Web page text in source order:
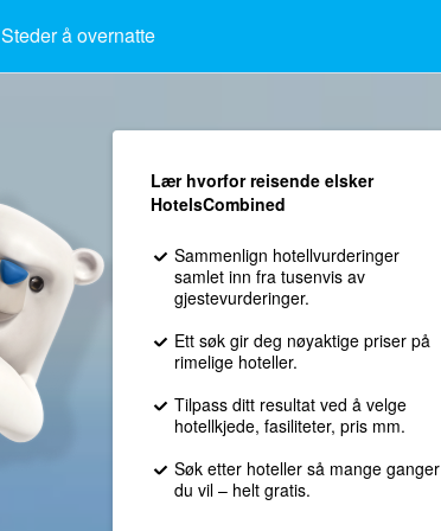
Steder å overnatte
Lær hvorfor reisende elsker
HotelsCombined
Sammenlign hotellvurderinger
samlet inn fra tusenvis av
gjestevurderinger.
Ett søk gir deg nøyaktige priser på
rimelige hoteller.
Tilpass ditt resultat ved å velge
hotellkjede, fasiliteter, pris mm.
Søk etter hoteller så mange ganger
du vil – helt gratis.